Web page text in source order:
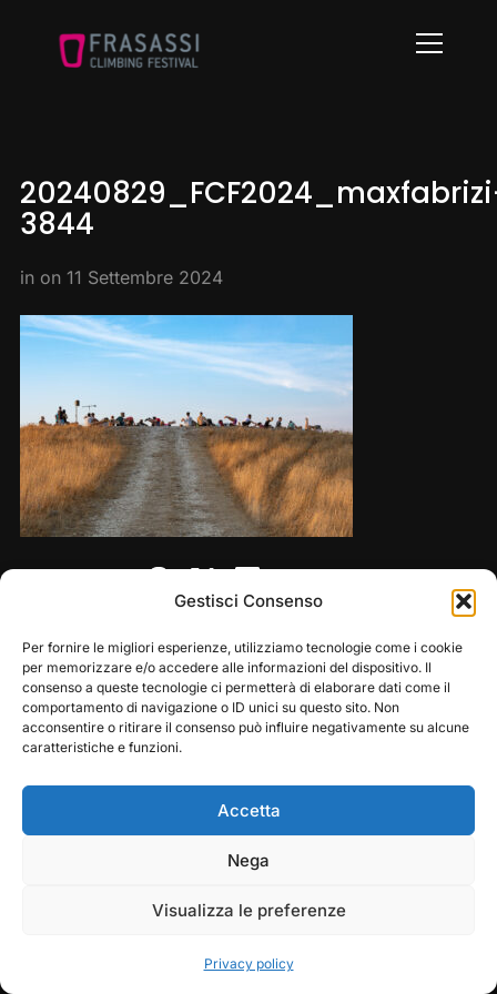
Gestisci Consenso
Per fornire le migliori esperienze, utilizziamo tecnologie come i cookie
per memorizzare e/o accedere alle informazioni del dispositivo. Il
consenso a queste tecnologie ci permetterà di elaborare dati come il
comportamento di navigazione o ID unici su questo sito. Non
acconsentire o ritirare il consenso può influire negativamente su alcune
caratteristiche e funzioni.
Accetta
Nega
Visualizza le preferenze
Privacy policy
Info
3844
in on 11 Settembre 2024
Copyright © 2026 — Frasassi Climbing Festival. All
Designed byWPZOOM